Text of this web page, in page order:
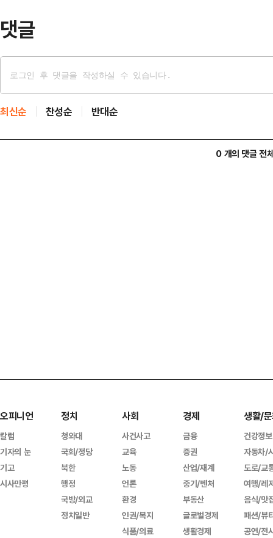
댓글
최신순 찬성순 반대순
0 개의 댓글 전
오피니언
칼럼
기자의 눈
기고
시사만평
정치
청와대
국회/정당
북한
행정
국방/외교
정치일반
사회
사건사고
교육
노동
언론
환경
인권/복지
식품/의료
경제
금융
증권
산업/재계
중기/벤처
부동산
글로벌경제
생활경제
생활/
건강정보
자동차/
도로/교
여행/레
음식/맛
패션/뷰
공연/전